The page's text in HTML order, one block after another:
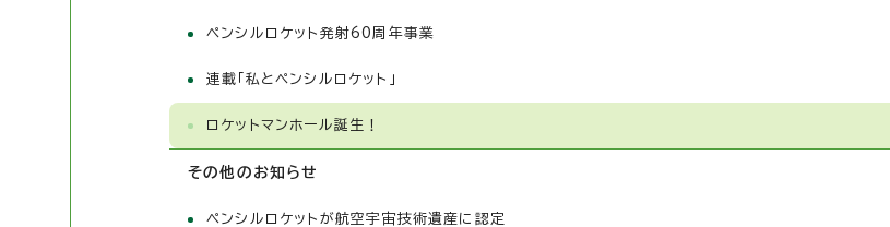
ペンシルロケット発射60周年事業
連載「私とペンシルロケット」
ロケットマンホール誕生！
その他のお知らせ
ペンシルロケットが航空宇宙技術遺産に認定